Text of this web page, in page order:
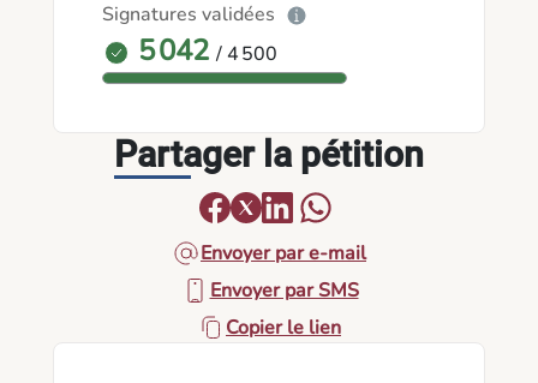
Signatures validées
5 042 / 4 500
Partager la pétition
Envoyer par e-mail
Envoyer par SMS
Copier le lien